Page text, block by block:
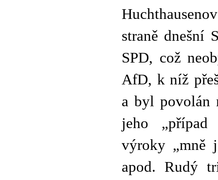
straně dnešní
SPD, což
AfD, k níž
a byl povolán
jeho „případ
výroky „mně
apod. Rudý